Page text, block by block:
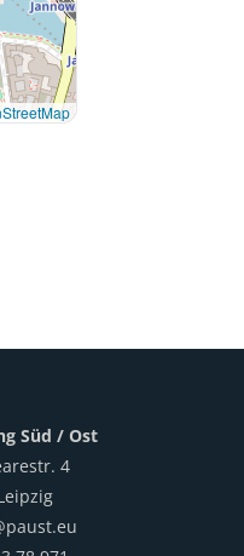
Süd / Ost
4